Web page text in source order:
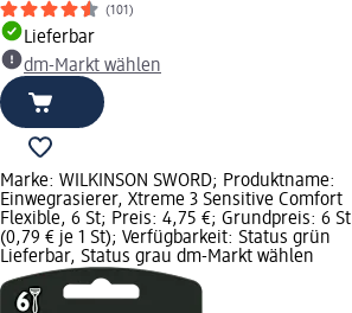
(101)
Lieferbar
dm-Markt wählen
Marke: WILKINSON SWORD; Produktname:
Einwegrasierer, Xtreme 3 Sensitive Comfort
Flexible, 6 St; Preis: 4,75 €; Grundpreis: 6 St
(0,79 € je 1 St); Verfügbarkeit: Status grün
Lieferbar, Status grau dm-Markt wählen